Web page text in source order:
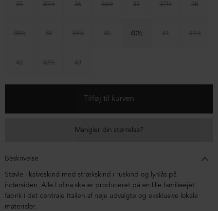
35 35½ 36 36½ 37 37½ 38
38½ 39 39½ 40 40½ 41 41½
42 42½ 43
Mangler din størrelse?
Beskrivelse
Støvle i kalveskind med strækskind i ruskind og lynlås på
indersiden. Alle Lofina ske er produceret på en lille familieejet
fabrik i det centrale Italien af nøje udvalgte og eksklusive lokale
materialer.